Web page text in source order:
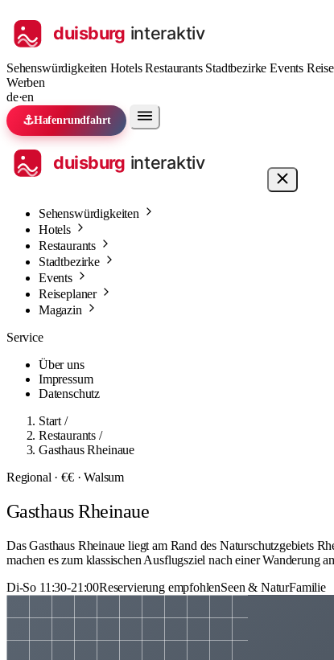
Sehenswürdigkeiten HotelsRestaurants StadtbezirkeEvents
Werben
de·en
⚓Hafenrundfahrt
Sehenswürdigkeiten
Hotels
Restaurants
Stadtbezirke
Events
Reiseplaner
Magazin
Service
Über uns
Impressum
Datenschutz
Start /
Restaurants /
Gasthaus Rheinaue
Regional · €€ · Walsum
Gasthaus Rheinaue
Das Gasthaus Rheinaue liegt am Rand des Naturschutzgebiets
machen es zum klassischen Ausflugsziel nach einer Wanderung
Di-So 11:30-21:00Reservierung empfohlenSeen & NaturFamilie